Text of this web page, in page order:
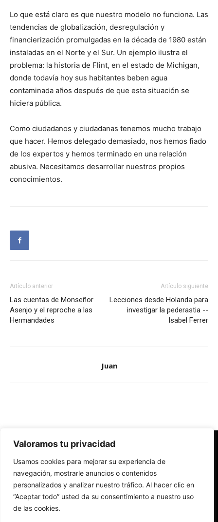
Valoramos tu privacidad
Usamos cookies para mejorar su experiencia de
navegación, mostrarle anuncios o contenidos
personalizados y analizar nuestro tráfico. Al hacer clic en
“Aceptar todo” usted da su consentimiento a nuestro uso
de las cookies.
Lo que está claro es que nuestro modelo no funciona. Las
tendencias de globalización, desregulación y
financierización promulgadas en la década de 1980 están
instaladas en el Norte y el Sur. Un ejemplo ilustra el
problema: la historia de Flint, en el estado de Michigan,
donde todavía hoy sus habitantes beben agua
contaminada años después de que esta situación se
hiciera pública.
Como ciudadanos y ciudadanas tenemos mucho trabajo
que hacer. Hemos delegado demasiado, nos hemos fiado
de los expertos y hemos terminado en una relación
abusiva. Necesitamos desarrollar nuestros propios
conocimientos.
Artículo anterior
Las cuentas de Monseñor
Asenjo y el reproche a las
Hermandades
Artículo siguiente
Lecciones desde Holanda para
investigar la pederastia --
Isabel Ferrer
Juan
Redes Cristianas
Una mirada alternativa sobre la Iglesia católica y la sociedad
- Colectivos de Redes Cristianas